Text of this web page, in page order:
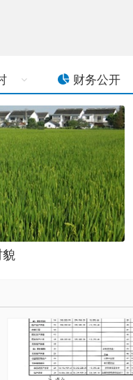
财务公开